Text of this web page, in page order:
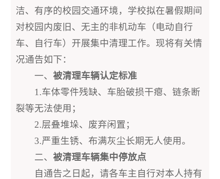
洁、有序的校园交通环境，学校拟在暑假期间
对校园内废旧、无主的非机动车（电动自行
车、自行车）开展集中清理工作。现将有关情
况通告如下：
一、 被清理车辆认定标准
1.车体零件残缺、车胎破损干瘪、链条断
裂等无法使用；
2.层叠堆垛、废弃闲置；
3.严重生锈、布满灰尘长期无人使用。
二、 被清理车辆集中停放点
自通告之日起，请各车主自行对本人持有